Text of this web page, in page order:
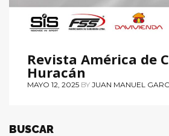
Revista América de
Huracán
MAYO 12, 2025 BY JUAN MANUEL
BUSCAR